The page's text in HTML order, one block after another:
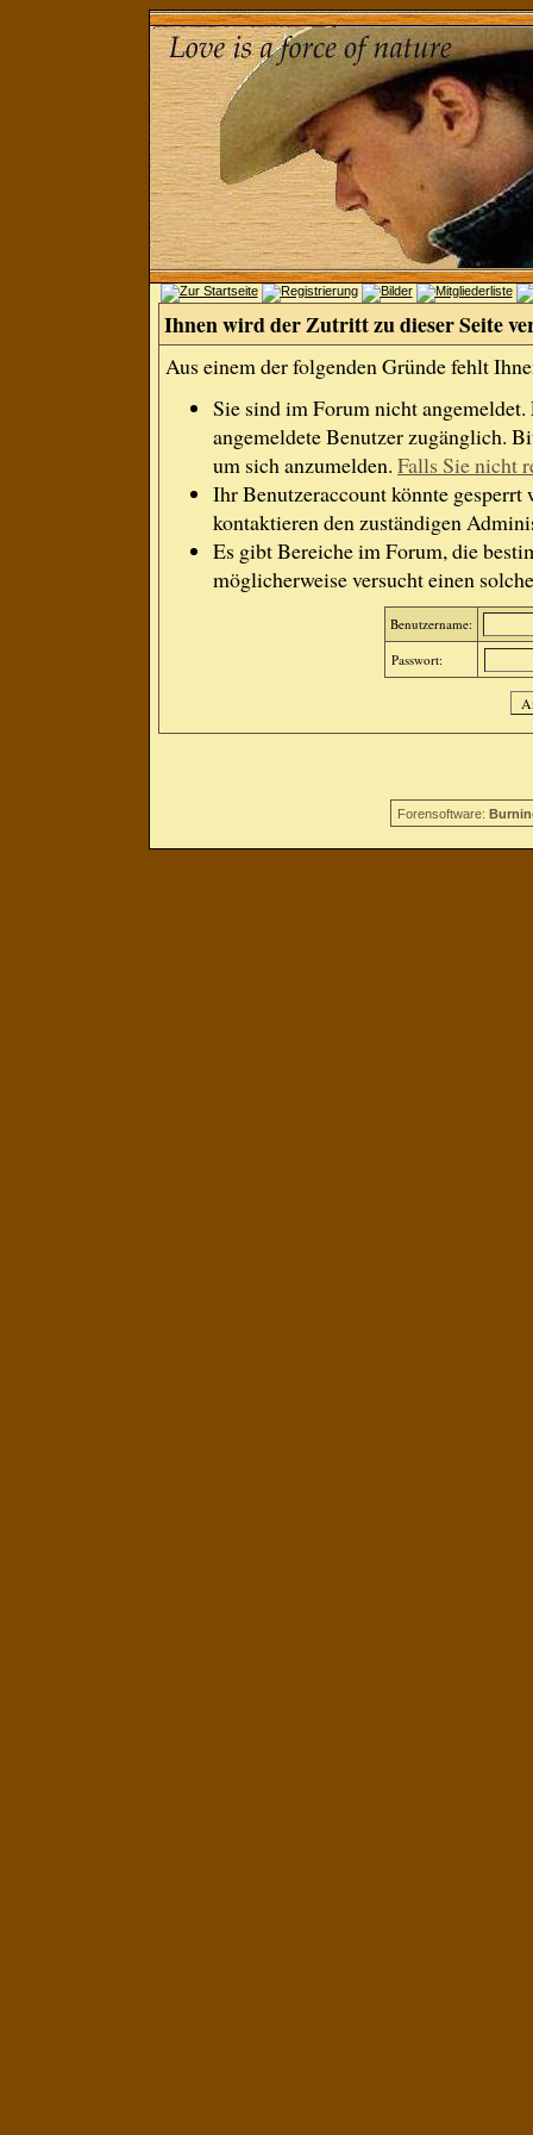
Ihnen wird der Zutritt zu dieser Seite
Aus einem der folgenden Gründe fehlt
Sie sind im Forum nicht
angemeldete Benutzer zugänglich.
um sich anzumelden. Falls Sie nicht
Ihr Benutzeraccount könnte gesperrt
kontaktieren den zuständigen
Es gibt Bereiche im Forum, die
möglicherweise versucht einen
Benutzername:
Passwort:
Forensoftware: